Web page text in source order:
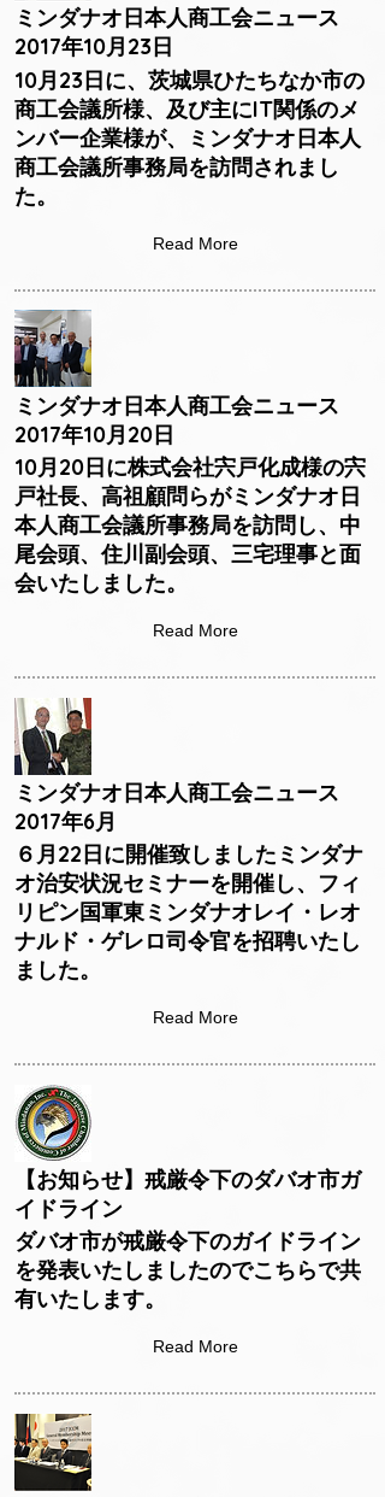
ミンダナオ日本人商工会ニュース
2017年10月23日
10月23日に、茨城県ひたちなか市の
商工会議所様、及び主にIT関係のメ
ンバー企業様が、ミンダナオ日本人
商工会議所事務局を訪問されまし
た。
Read More
ミンダナオ日本人商工会ニュース
2017年10月20日
10月20日に株式会社宍戸化成様の宍
戸社長、高祖顧問らがミンダナオ日
本人商工会議所事務局を訪問し、中
尾会頭、住川副会頭、三宅理事と面
会いたしました。
Read More
ミンダナオ日本人商工会ニュース
2017年6月
６月22日に開催致しましたミンダナ
オ治安状況セミナーを開催し、フィ
リピン国軍東ミンダナオレイ・レオ
ナルド・ゲレロ司令官を招聘いたし
ました。
Read More
【お知らせ】戒厳令下のダバオ市ガ
イドライン
ダバオ市が戒厳令下のガイドライン
を発表いたしましたのでこちらで共
有いたします。
Read More